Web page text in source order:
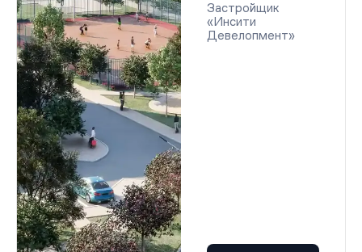
Застройщик
«Инсити
Девелопмент»